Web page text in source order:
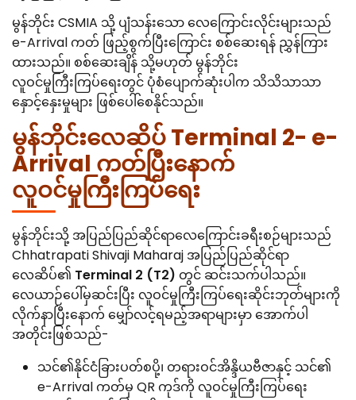
မွန်ဘိုင်း CSMIA သို့ ပျံသန်းသော လေကြောင်းလိုင်းများသည်
e-Arrival ကတ် ဖြည့်စွက်ပြီးကြောင်း စစ်ဆေးရန် ညွှန်ကြား
ထားသည်။ စစ်ဆေးချိန် သို့မဟုတ် မွန်ဘိုင်း
လူဝင်မှုကြီးကြပ်ရေးတွင် ပုံစံပျောက်ဆုံးပါက သိသိသာသာ
နှောင့်နှေးမှုများ ဖြစ်ပေါ်စေနိုင်သည်။
မွန်ဘိုင်းလေဆိပ် Terminal 2- e-
Arrival ကတ်ပြီးနောက်
လူဝင်မှုကြီးကြပ်ရေး
မွန်ဘိုင်းသို့ အပြည်ပြည်ဆိုင်ရာလေကြောင်းခရီးစဉ်များသည်
Chhatrapati Shivaji Maharaj အပြည်ပြည်ဆိုင်ရာ
လေဆိပ်၏ Terminal 2 (T2) တွင် ဆင်းသက်ပါသည်။
လေယာဉ်ပေါ်မှဆင်းပြီး လူဝင်မှုကြီးကြပ်ရေးဆိုင်းဘုတ်များကို
လိုက်နာပြီးနောက် မျှော်လင့်ရမည့်အရာများမှာ အောက်ပါ
အတိုင်းဖြစ်သည်-
သင်၏နိုင်ငံခြားပတ်စပို့၊ တရားဝင်အိန္ဒိယဗီဇာနှင့် သင်၏
e-Arrival ကတ်မှ QR ကုဒ်ကို လူဝင်မှုကြီးကြပ်ရေး